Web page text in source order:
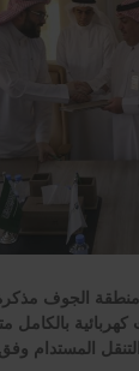
الجوف
بالكامل
المستدام وفق